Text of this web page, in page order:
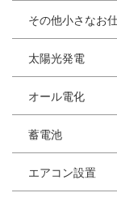
その他小さなお
太陽光発電
オール電化
蓄電池
エアコン設置